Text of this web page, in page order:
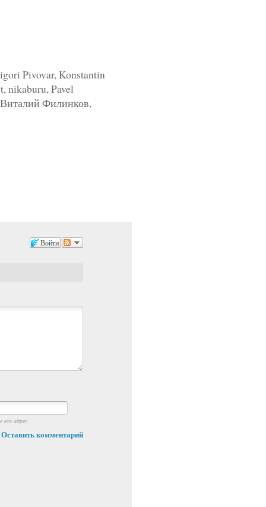
Pivovar, Konstantin
nikaburu, Pavel
Филинков,
Войти
адрес.
Оставить комментарий